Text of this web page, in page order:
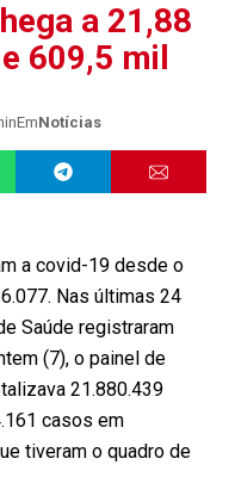
a 21,88
609,5 mil
EmNotícias
a covid-19 desde o
Nas últimas 24
Saúde registraram
(7), o painel de
21.880.439
casos em
tiveram o quadro de